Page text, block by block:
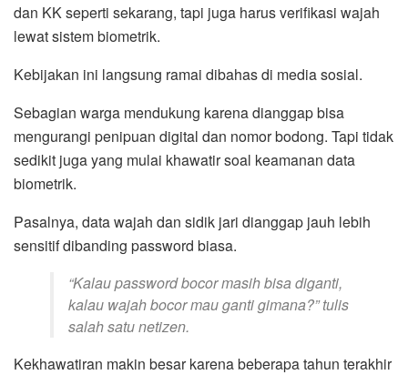
dan KK seperti sekarang, tapi juga harus verifikasi wajah
lewat sistem biometrik.
Kebijakan ini langsung ramai dibahas di media sosial.
Sebagian warga mendukung karena dianggap bisa
mengurangi penipuan digital dan nomor bodong. Tapi tidak
sedikit juga yang mulai khawatir soal keamanan data
biometrik.
Pasalnya, data wajah dan sidik jari dianggap jauh lebih
sensitif dibanding password biasa.
“Kalau password bocor masih bisa diganti,
kalau wajah bocor mau ganti gimana?” tulis
salah satu netizen.
Kekhawatiran makin besar karena beberapa tahun terakhir